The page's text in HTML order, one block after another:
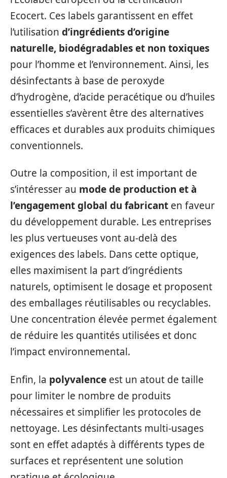
Ecocert. Ces labels garantissent en effet
l’utilisation d’ingrédients d’origine
naturelle, biodégradables et non toxiques
pour l’homme et l’environnement. Ainsi, les
désinfectants à base de peroxyde
d’hydrogène, d’acide peracétique ou d’huiles
essentielles s’avèrent être des alternatives
efficaces et durables aux produits chimiques
conventionnels.
Outre la composition, il est important de
s’intéresser au mode de production et à
l’engagement global du fabricant en faveur
du développement durable. Les entreprises
les plus vertueuses vont au-delà des
exigences des labels. Dans cette optique,
elles maximisent la part d’ingrédients
naturels, optimisent le dosage et proposent
des emballages réutilisables ou recyclables.
Une concentration élevée permet également
de réduire les quantités utilisées et donc
l’impact environnemental.
Enfin, la polyvalence est un atout de taille
pour limiter le nombre de produits
nécessaires et simplifier les protocoles de
nettoyage. Les désinfectants multi-usages
sont en effet adaptés à différents types de
surfaces et représentent une solution